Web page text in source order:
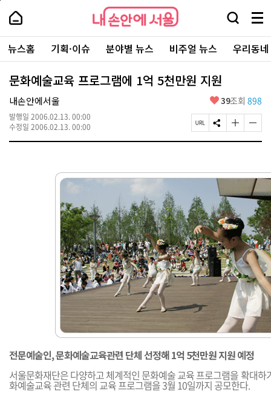
본
로
가
내
손
안
에
서
울
-
서
울
시
대
표
소
내
손
에
울
검
창
열
기
메
뉴
전
체
보
주
요
서
뉴스홈 기획·이슈 분야별 뉴스 비주얼 뉴스 우리동
문화예술교육 프로그램에 1억 5천만원 지원
내손안에서울
발행일 2006.02.13. 00:00
수정일 2006.02.13. 00:00
좋
요
39조회 898
페
이
L
복
사
S
N
하
기
글
자
게
변
경
하
기
글
자
게
변
경
하
기
전문예술인, 문화예술교육관련 단체 선정해 1억 5천만원 지원 예정
서울문화재단은 다양하고 체계적인 문화예술 교육 프로그램을 확대하
화예술교육 관련 단체의 교육 프로그램을 3월 10일까지 공모한다.
페
상
단
로